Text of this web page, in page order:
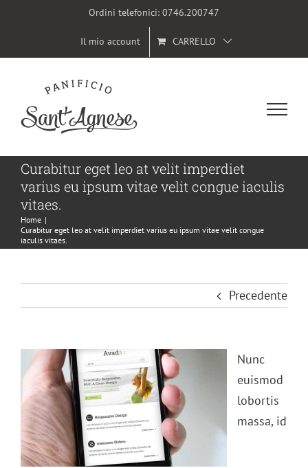
Ordini telefonici: 0746.200747
Il mio account CARRELLO
Curabitur eget leo at velit imperdiet
varius eu ipsum vitae velit congue iaculis
vitaes.
Home |
Curabitur eget leo at velit imperdiet varius eu ipsum vitae velit congue
iaculis vitaes.
Precedente
Nunc
euismod
lobortis
massa, id